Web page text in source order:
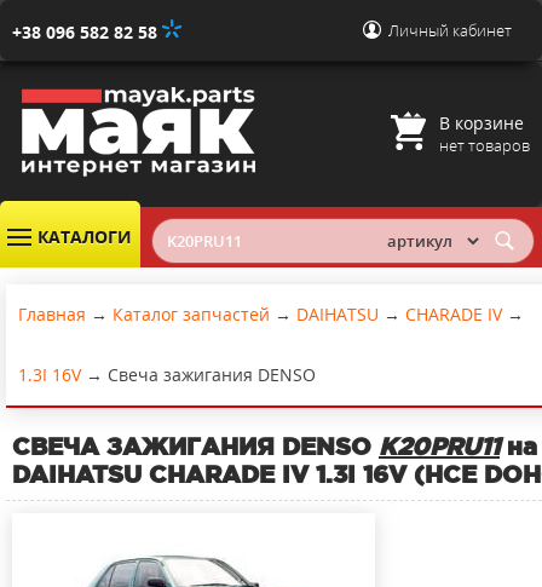
+38 096 582 82 58 Личный кабинет
В корзине
нет товаров
КАТАЛОГИ
Главная → Каталог запчастей → DAIHATSU → CHARADE IV →
1.3I 16V → Свеча зажигания DENSO
СВЕЧА ЗАЖИГАНИЯ DENSO K20PRU11на
DAIHATSU CHARADE IV 1.3I 16V (HCE